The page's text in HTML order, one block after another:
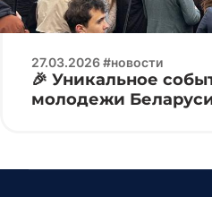
27.03.2026 #новости
🎉 Уникальное
молодежи